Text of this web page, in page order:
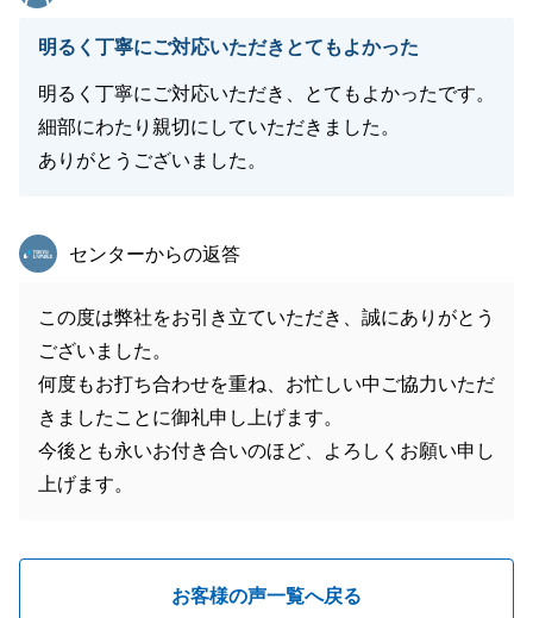
明るく丁寧にご対応いただきとてもよかった
明るく丁寧にご対応いただき、とてもよかったです。
細部にわたり親切にしていただきました。
ありがとうございました。
東急リバブル
センターからの返答
この度は弊社をお引き立ていただき、誠にありがとう
ございました。
何度もお打ち合わせを重ね、お忙しい中ご協力いただ
きましたことに御礼申し上げます。
今後とも永いお付き合いのほど、よろしくお願い申し
上げます。
お客様の声一覧へ戻る